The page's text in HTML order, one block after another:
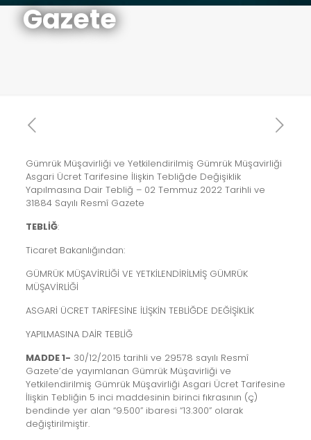
Gazete
Gümrük Müşavirliği ve Yetkilendirilmiş Gümrük Müşavirliği
Asgari Ücret Tarifesine İlişkin Tebliğde Değişiklik
Yapılmasına Dair Tebliğ – 02 Temmuz 2022 Tarihli ve
31884 Sayılı Resmî Gazete
TEBLİĞ:
Ticaret Bakanlığından:
GÜMRÜK MÜŞAVİRLİĞİ VE YETKİLENDİRİLMİŞ GÜMRÜK
MÜŞAVİRLİĞİ
ASGARİ ÜCRET TARİFESİNE İLİŞKİN TEBLİĞDE DEĞİŞİKLİK
YAPILMASINA DAİR TEBLİĞ
MADDE 1- 30/12/2015 tarihli ve 29578 sayılı Resmî
Gazete’de yayımlanan Gümrük Müşavirliği ve
Yetkilendirilmiş Gümrük Müşavirliği Asgari Ücret Tarifesine
İlişkin Tebliğin 5 inci maddesinin birinci fıkrasının (ç)
bendinde yer alan “9.500” ibaresi “13.300” olarak
değiştirilmiştir.